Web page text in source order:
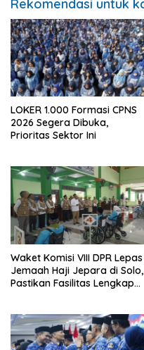
Rekomendasi untuk
LOKER 1.000 Formasi CPNS
2026 Segera Dibuka,
Prioritas Sektor Ini
Waket Komisi VIII DPR Lepas
Jemaah Haji Jepara di Solo,
Pastikan Fasilitas Lengkap